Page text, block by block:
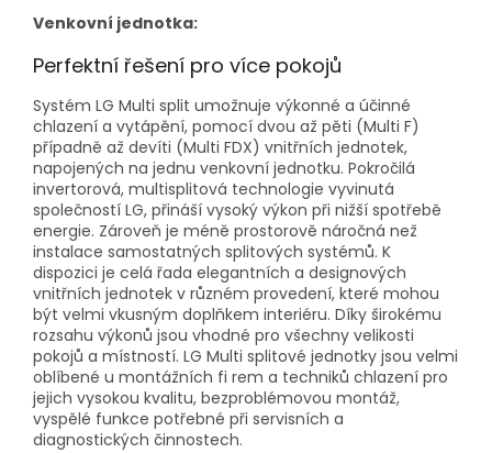
Venkovní jednotka:
Perfektní řešení pro více pokojů
Systém LG Multi split umožnuje výkonné a účinné
chlazení a vytápění, pomocí dvou až pěti (Multi F)
případně až devíti (Multi FDX) vnitřních jednotek,
napojených na jednu venkovní jednotku. Pokročilá
invertorová, multisplitová technologie vyvinutá
společností LG, přináší vysoký výkon při nižší spotřebě
energie. Zároveň je méně prostorově náročná než
instalace samostatných splitových systémů. K
dispozici je celá řada elegantních a designových
vnitřních jednotek v různém provedení, které mohou
být velmi vkusným doplňkem interiéru. Díky širokému
rozsahu výkonů jsou vhodné pro všechny velikosti
pokojů a místností. LG Multi splitové jednotky jsou velmi
oblíbené u montážních fi rem a techniků chlazení pro
jejich vysokou kvalitu, bezproblémovou montáž,
vyspělé funkce potřebné při servisních a
diagnostických činnostech.